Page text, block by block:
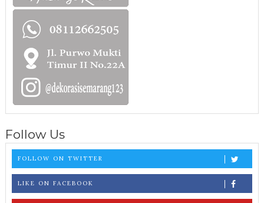
Follow Us
FOLLOW ON TWITTER
LIKE ON FACEBOOK